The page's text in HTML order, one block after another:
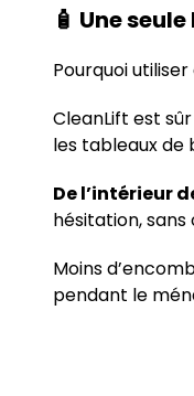
🧴 Une
Pourquoi
CleanLift est
les tableaux de
De l’intérieur
hésitation,
Moins
pendant le